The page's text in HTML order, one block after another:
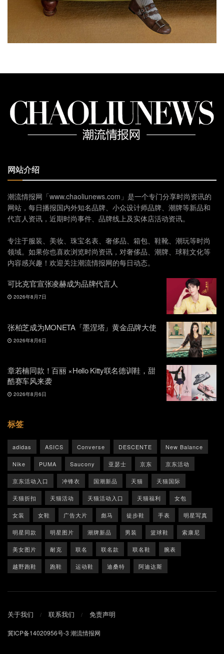
网站介绍
潮流情报网「www.chaoliunews.com」是一个专门分享时尚资讯的
网站，每日播报国内外知名品牌、小众设计师品牌、潮牌等新品和
代言人资讯，近期时尚事件、品牌线上及实体店活动资讯。
专注于服装、美妆、珠宝名表、奢侈品、箱包、鞋靴、潮玩等时尚
领域。如果你也喜欢浏览时尚资讯，对奢侈品、潮牌、球鞋文化等
内容感兴趣！欢迎关注潮流情报网的每日动态。
可比克官宣张凌赫成为品牌代言人
2026年8月7日
张柏芝成为MONETA「墨涅塔」黄金品牌大使
2026年8月6日
章若楠同款！百丽 ×Hello Kitty联名德训鞋，甜
酷赛车风来袭
2026年8月6日
标签
adidas ASICS Converse DESCENTE New Balance
Nike PUMA Saucony 亚瑟士 京东 京东活动
京东活动入口 冲锋衣 国潮新品 天猫 天猫国际
天猫折扣 天猫活动 天猫活动入口 天猫福利 女包
女装 女鞋 广告大片 彪马 徒步鞋 手表 明星写真
明星同款 明星图片 潮牌新品 男装 篮球鞋 索康尼
美女图片 耐克 联名 联名款 联名鞋 腕表
越野跑鞋 跑鞋 运动鞋 迪桑特 阿迪达斯
关于我们 联系我们 免责声明
冀ICP备14020956号-3 潮流情报网